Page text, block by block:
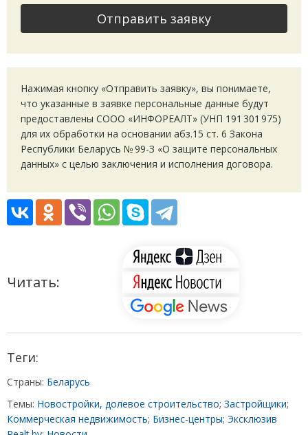
Отправить заявку
Нажимая кнопку «Отправить заявку», вы понимаете,
что указанные в заявке персональные данные будут
предоставлены СООО «ИНФОРЕАЛТ» (УНП 191 301 975)
для их обработки на основании абз.15 ст. 6 Закона
Республики Беларусь № 99-З «О защите персональных
данных» с целью заключения и исполнения договора.
Читать:
Теги:
Страны: Беларусь
Темы: Новостройки, долевое строительство; Застройщики;
Коммерческая недвижимость; Бизнес-центры; Эксклюзив